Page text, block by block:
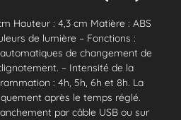
Hauteur : 4,3 cm Matière : ABS
de lumière – Fonctions :
de changement de
– Intensité de la
: 4h, 5h, 6h et 8h. La
après le temps réglé.
par câble USB ou sur